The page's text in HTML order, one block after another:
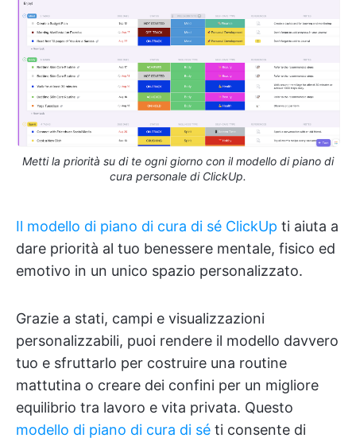
Metti la priorità su di te ogni giorno con il modello di piano di
cura personale di ClickUp.
Il modello di piano di cura di sé ClickUp ti aiuta a
dare priorità al tuo benessere mentale, fisico ed
emotivo in un unico spazio personalizzato.
Grazie a stati, campi e visualizzazioni
personalizzabili, puoi rendere il modello davvero
tuo e sfruttarlo per costruire una routine
mattutina o creare dei confini per un migliore
equilibrio tra lavoro e vita privata. Questo
modello di piano di cura di sé ti consente di